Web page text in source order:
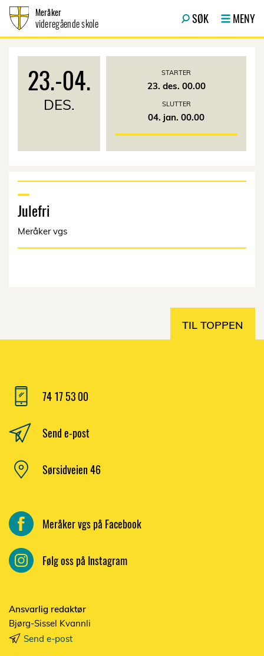
Meråker
videregående skole SØK MENY
23.-04.
DES.
STARTER
23. des. 00.00
SLUTTER
04. jan. 00.00
Julefri
Meråker vgs
TIL TOPPEN
74 17 53 00
Send e-post
Sørsidveien 46
Meråker vgs på Facebook
Følg oss på Instagram
Ansvarlig redaktør
Bjørg-Sissel Kvannli
Send e-post